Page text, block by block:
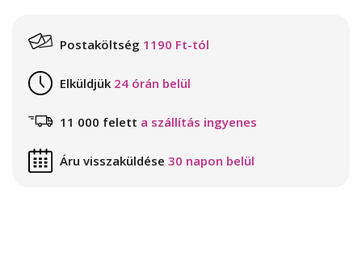
Postaköltség 1190 Ft-tól
Elküldjük 24 órán belül
11 000 felett a szállítás ingyenes
Áru visszaküldése 30 napon belül